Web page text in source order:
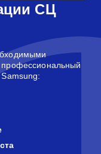
СЦ
профессиональный